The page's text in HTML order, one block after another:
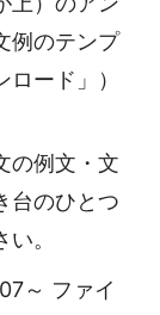
例のテンプ
ード」）
の例文・文
台のひとつ
。
～ ファイ